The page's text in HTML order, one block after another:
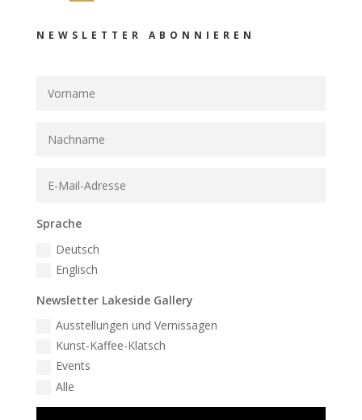
NEWSLETTER ABONNIEREN
Sprache
Deutsch
Englisch
Newsletter Lakeside Gallery
Ausstellungen und Vernissagen
Kunst-Kaffee-Klatsch
Events
Alle